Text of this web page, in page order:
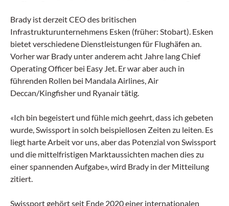
Brady ist derzeit CEO des britischen
Infrastrukturunternehmens Esken (früher: Stobart). Esken
bietet verschiedene Dienstleistungen für Flughäfen an.
Vorher war Brady unter anderem acht Jahre lang Chief
Operating Officer bei Easy Jet. Er war aber auch in
führenden Rollen bei Mandala Airlines, Air
Deccan/Kingfisher und Ryanair tätig.
«Ich bin begeistert und fühle mich geehrt, dass ich gebeten
wurde, Swissport in solch beispiellosen Zeiten zu leiten. Es
liegt harte Arbeit vor uns, aber das Potenzial von Swissport
und die mittelfristigen Marktaussichten machen dies zu
einer spannenden Aufgabe», wird Brady in der Mitteilung
zitiert.
Swissport gehört seit Ende 2020 einer internationalen